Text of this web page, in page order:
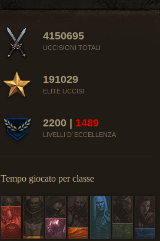
4150695
UCCISIONI TOTALI
191029
ELITE UCCISI
2200 | 1489
LIVELLI D´ECCELLENZA
Tempo giocato per classe